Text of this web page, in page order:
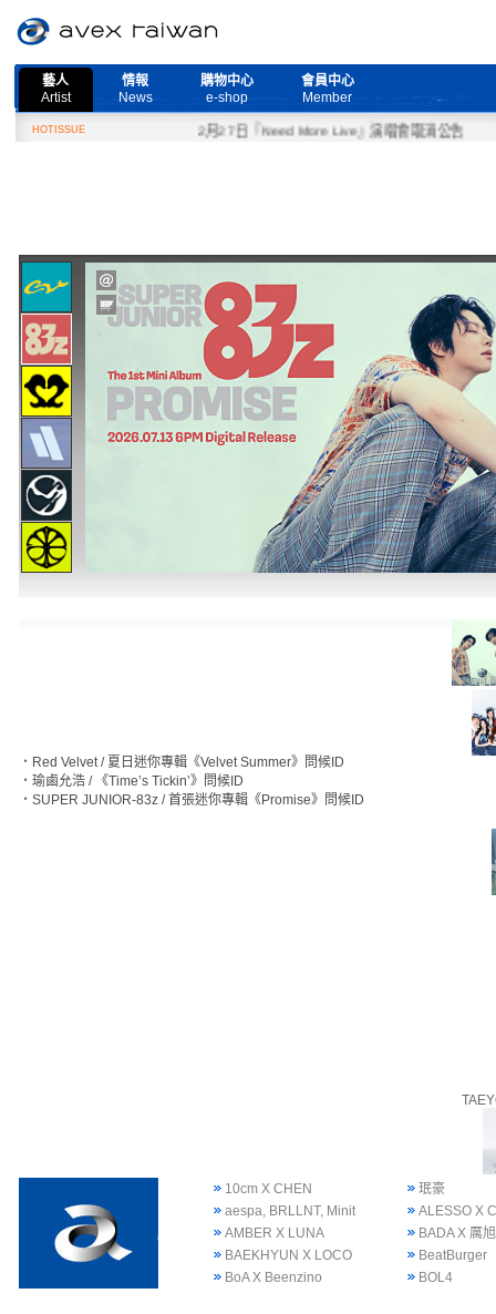
藝人
Artist
情報
News
購物中心
e-shop
會員中心
Member
HOTISSUE 2月27日『Need More Live』演唱會取消公告
‧ Red Velvet / 夏日迷你專輯《Velvet Summer》問候ID
‧ 瑜鹵允浩 / 《Time’s Tickin’》問候ID
‧ SUPER JUNIOR-83z / 首張迷你專輯《Promise》問候ID
10cm X CHEN
珉豪
aespa, BRLLNT, Minit
ALESSO X
AMBER X LUNA
BADA X 厲旭
BAEKHYUN X LOCO
BeatBurger
BoA X Beenzino
BOL4